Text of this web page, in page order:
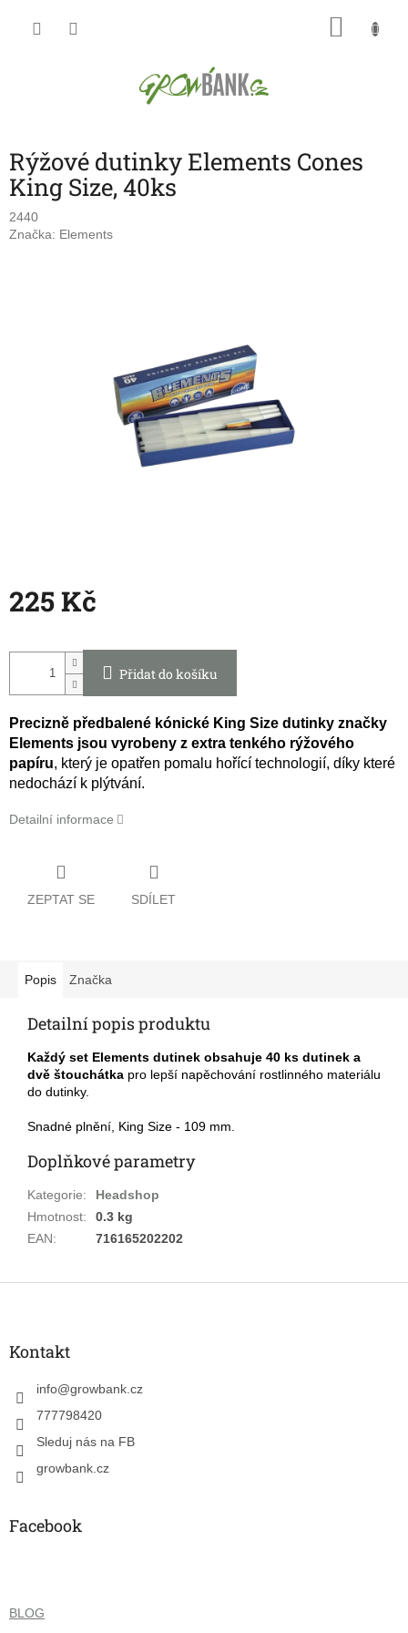
Rýžové dutinky Elements Cones
King Size, 40ks
2440
Značka: Elements
225 Kč
cena:
Přidat do košíku
Precizně předbalené kónické King Size dutinky značky
Elements jsou vyrobeny z extra tenkého rýžového
papíru, který je opatřen pomalu hořící technologií, díky které
nedochází k plýtvání.
Detailní informace
ZEPTAT SE SDÍLET
Popis Značka
Detailní popis produktu
Každý set Elements dutinek obsahuje 40 ks dutinek a
dvě štouchátka pro lepší napěchování rostlinného materiálu
do dutinky.
Snadné plnění, King Size - 109 mm.
Doplňkové parametry
Kategorie:
Headshop
Hmotnost:
0.3 kg
EAN: 716165202202
Z
Kontakt
info@growbank.cz
777798420
Sleduj nás na FB
growbank.cz
Facebook
BLOG